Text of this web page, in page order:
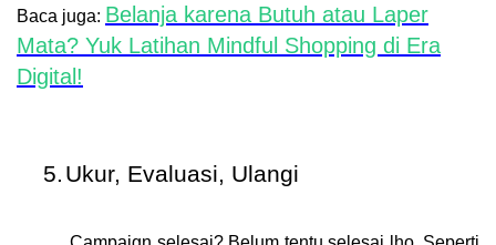
Baca juga: Belanja karena Butuh atau Laper
Mata? Yuk Latihan Mindful Shopping di Era
Digital!
5. Ukur, Evaluasi, Ulangi